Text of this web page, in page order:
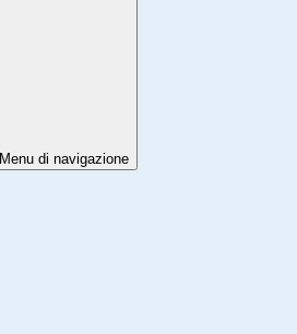
Menu di navigazione